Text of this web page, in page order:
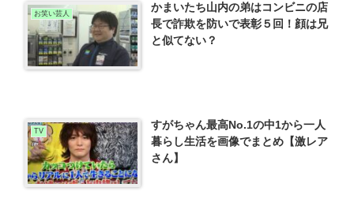
お笑い芸人
かまいたち山内の弟はコンビニの店
長で詐欺を防いで表彰５回！顔は兄
と似てない？
TV
すがちゃん最高No.1の中1から一人
暮らし生活を画像でまとめ【激レア
さん】